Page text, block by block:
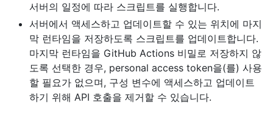
서버의 일정에 따라 스크립트를 실행합니다.
서버에서 액세스하고 업데이트할 수 있는 위치에 마지
막 런타임을 저장하도록 스크립트를 업데이트합니다.
마지막 런타임을 GitHub Actions 비밀로 저장하지 않
도록 선택한 경우, personal access token을(를) 사용
할 필요가 없으며, 구성 변수에 액세스하고 업데이트
하기 위해 API 호출을 제거할 수 있습니다.